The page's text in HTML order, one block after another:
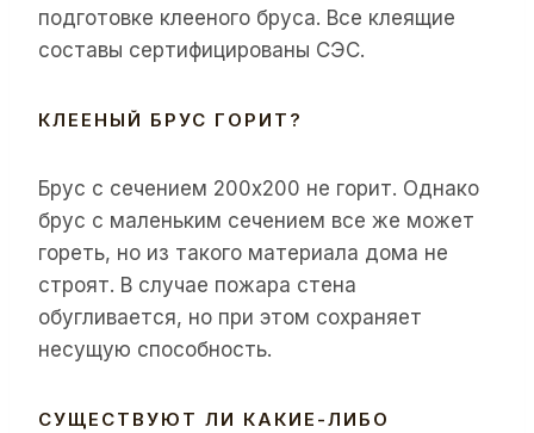
подготовке клееного бруса. Все клеящие
составы сертифицированы СЭС.
КЛЕЕНЫЙ БРУС ГОРИТ?
Брус с сечением 200х200 не горит. Однако
брус с маленьким сечением все же может
гореть, но из такого материала дома не
строят. В случае пожара стена
обугливается, но при этом сохраняет
несущую способность.
СУЩЕСТВУЮТ ЛИ КАКИЕ-ЛИБО